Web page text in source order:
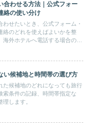
合わせる方法｜公式フォー
絡の使い分け
せたいとき、公式フォーム・
絡のどれを使えばよいかを整
外ホテルへ電話する場合の国
い候補地と時間帯の選び方
た候補地のどれになっても旅行
索条件の記録、時間帯指定な
理します。